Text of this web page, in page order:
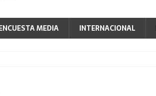
MEDIA INTERNACIONAL